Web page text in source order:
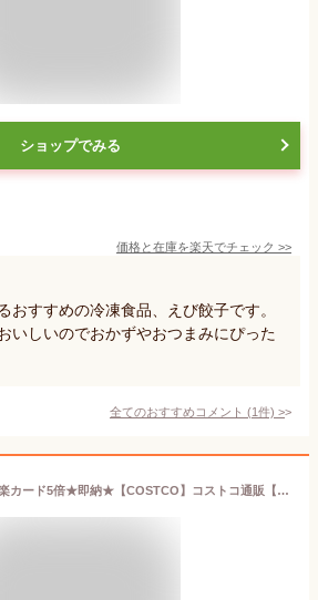
ショップでみる
価格と在庫を楽天でチェック >>
おすすめの冷凍食品、えび餃子です。
いしいのでおかずやおつまみにぴった
全てのおすすめコメント (1件) >
あす楽/5の倍数日楽カード5倍★即納★【COSTCO】コストコ通販【CP】Chicken Nuggets チキンナゲット 1kg （冷凍食品）